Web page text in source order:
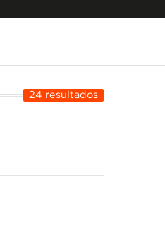
24 resultados